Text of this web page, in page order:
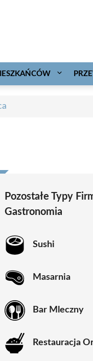
Pozostałe Typy
Gastronomia
Sushi
Masarnia
Bar Mleczny
Restauracja